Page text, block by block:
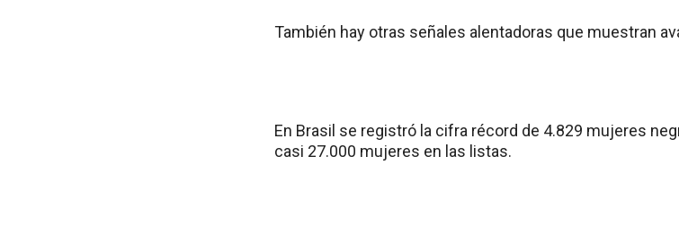
También hay otras señales alentadoras que muestran
En Brasil se registró la cifra récord de 4.829 mujeres
casi 27.000 mujeres en las listas.